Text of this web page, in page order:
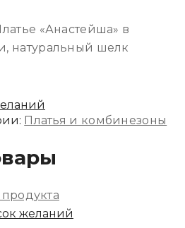
«Анастейша» в
натуральный шелк
Платья и комбинезоны
желаний